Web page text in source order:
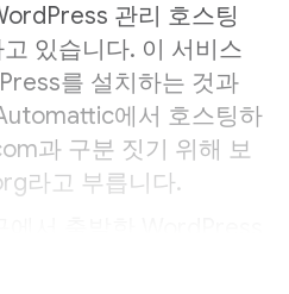
관리 호스팅
있습니다. 이 서비스
를 설치하는 것과
에서 호스팅하
과 구분 짓기 위해 보
라고 부릅니다.
사용의 용이성으로 많